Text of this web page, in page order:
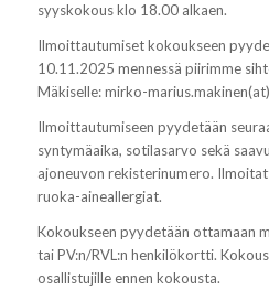
syyskokous klo 18.00 alkaen.
Ilmoittautumiset kokoukseen
10.11.2025 mennessä piirimme
Mäkiselle: mirko-
Ilmoittautumiseen pyydetään
syntymäaika, sotilasarvo sekä
ajoneuvon rekisterinumero.
ruoka-aineallergiat.
Kokoukseen pyydetään ottamaan
tai PV:n/RVL:n henkilökortti.
osallistujille ennen kokousta.